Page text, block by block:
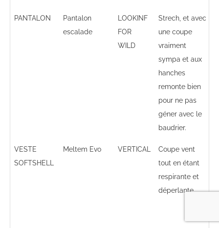
PANTALON
Pantalon
escalade
LOOKINF
FOR
WILD
Strech, et avec
une coupe
vraiment
sympa et aux
hanches
remonte bien
pour ne pas
géner avec le
baudrier.
VESTE
SOFTSHELL
Meltem Evo VERTICAL
Coupe vent
tout en étant
respirante et
déperlante